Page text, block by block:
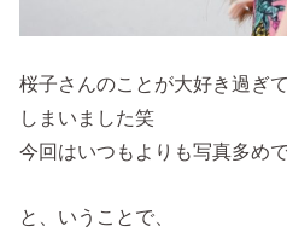
桜子さんのことが大好き過ぎ
しまいました笑
今回はいつもよりも写真多めで
と、いうことで、